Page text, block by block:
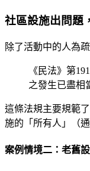
社區設施出問題
除了活動中的人為
《民法》第
之發生已盡相
這條法規主要規範
施的「所有人」（
案例情境二：老舊